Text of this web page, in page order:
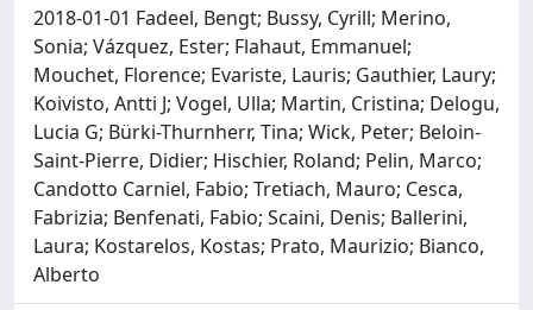
2018-01-01 Fadeel, Bengt; Bussy, Cyrill; Merino,
Sonia; Vázquez, Ester; Flahaut, Emmanuel;
Mouchet, Florence; Evariste, Lauris; Gauthier, Laury;
Koivisto, Antti J; Vogel, Ulla; Martin, Cristina; Delogu,
Lucia G; Bürki-Thurnherr, Tina; Wick, Peter; Beloin-
Saint-Pierre, Didier; Hischier, Roland; Pelin, Marco;
Candotto Carniel, Fabio; Tretiach, Mauro; Cesca,
Fabrizia; Benfenati, Fabio; Scaini, Denis; Ballerini,
Laura; Kostarelos, Kostas; Prato, Maurizio; Bianco,
Alberto